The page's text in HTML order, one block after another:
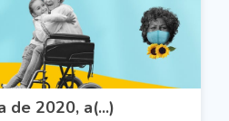
de 2020, a(...)